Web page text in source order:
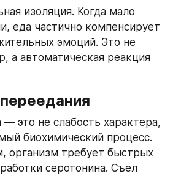
изоляция. Когда мало
еда частично компенсирует
эмоций. Это не
а автоматическая реакция
— это не слабость характера,
биохимический процесс.
организм требует быстрых
серотонина. Съел